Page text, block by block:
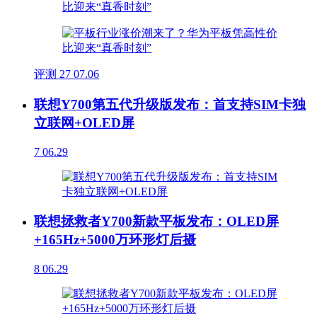
评测 27 07.06
联想Y700第五代升级版发布：首支持SIM卡独
立联网+OLED屏
7 06.29
联想拯救者Y700新款平板发布：OLED屏
+165Hz+5000万环形灯后摄
8 06.29